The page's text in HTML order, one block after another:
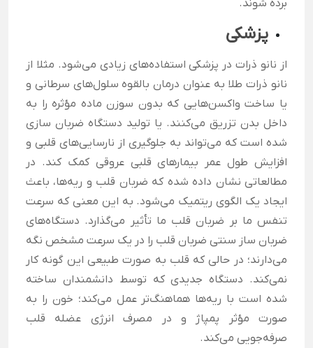
برده شوند.
پزشکی
از نانو ذرات در پزشکی استفاده‌های زیادی می‌شود. مثلا از
نانو ذرات طلا به عنوان درمان بالقوه سلول‌های سرطانی و
یا ساخت واکسن‌هایی که بدون سوزن ماده مؤثره را به
داخل بدن تزریق می‌کنند. یا تولید دستگاه ضربان سازی
شده است که می‌تواند به جلوگیری از نارسایی‌های قلبی و
افزایش طول عمر بیمارهای قلبی عروقی کمک کند. در
مطالعاتی نشان داده شده که ضربان قلب و ریه‌ها، باعث
ایجاد یک الگوی ریتمیک می‌شود. به این معنی که سرعت
تنفس ما بر ضربان قلب ما تأثیر می‌گذارد. دستگاه‌های
ضربان ساز سنتی ضربان قلب را در یک سرعت مشخص نگه
می‌دارند؛ در حالی که قلب به صورت طبیعی این گونه کار
نمی‌کند. دستگاه جدیدی که توسط دانشمندان ساخته
شده است با ریه‌ها هماهنگ‌تر عمل می‌کند؛ خون را به
صورت مؤثر پمپاژ و در مصرف انرژی عضله قلب
صرفه‌جویی می‌کند.